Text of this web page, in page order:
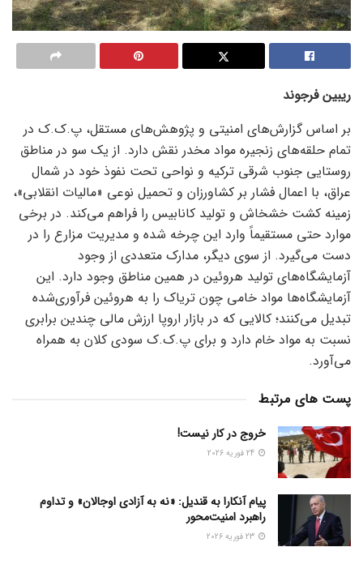
ریبین فرجوند
بر اساس گزارش‌های امنیتی و پژوهش‌های مستقل، پ.ک.ک در
تمام حلقه‌های زنجیره مواد مخدر نقش دارد. از یک سو در مناطق
روستایی جنوب شرقی ترکیه و نواحی تحت نفوذ خود در شمال
عراق، با اعمال فشار بر کشاورزان و تحمیل نوعی «مالیات انقلابی»،
زمینه کشت خشخاش و تولید کانابیس را فراهم می‌کند. در برخی
موارد حتی مستقیماً وارد این چرخه شده و مدیریت مزارع را در
دست می‌گیرد. از سوی دیگر، مدارک متعددی از وجود
آزمایشگاه‌های تولید هروئین در همین مناطق وجود دارد. این
آزمایشگاه‌ها مواد خامی چون تریاک را به هروئین فرآوری‌شده
تبدیل می‌کنند؛ کالایی که در بازار اروپا ارزش مالی چندین برابری
نسبت به مواد خام دارد و برای پ.ک.ک سودی کلان به همراه
می‌آورد.
پست های مرتبط
خروج در کار نیست!
پیام آنکارا به قندیل: «نه به آزادی اوجالان» و تداوم
راهبرد امنیت‌محور